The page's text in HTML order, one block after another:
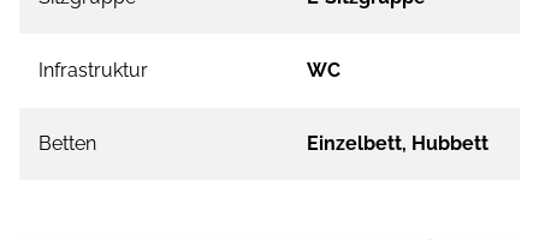
Infrastruktur WC
Betten Einzelbett, Hubbett